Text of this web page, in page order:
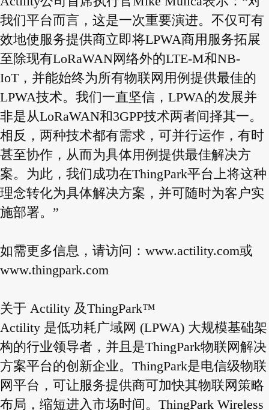
我们平台而言，这是一次重要演进。不仅可有
效地使服务提供商立即将LPWA商用服务拓展
至除现有LoRaWAN网络外的LTE-M和NB-
IoT，并能始终为所有物联网用例提供最佳的
LPWA技术。我们一直坚信，LPWA的发展并
非是从LoRaWAN和3GPP技术两者间择其一。
相反，两种技术都有需求，可并行运作，有时
甚至协作，从而为具体用例提供最佳解决方
案。为此，我们成功在ThingPark平台上将这种
理念转化为具体解决方案，并可随时为客户实
施部署。”
如需更多信息，请访问： www.actility.com或
www.thingpark.com
关于 Actility 及ThingPark™
Actility 是低功耗广域网 (LPWA) 大规模基础架
构的行业领导者，并且是ThingPark物联网解决
方案平台的创新企业。ThingPark是电信级物联
网平台，可让服务提供商可加快其物联网策略
布局，缩短进入市场时间。ThingPark Wireless